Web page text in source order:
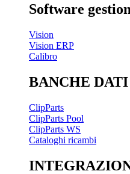
Software
Vision
Vision ERP
Calibro
BANCHE DATI
ClipParts
ClipParts Pool
ClipParts WS
Cataloghi ricambi